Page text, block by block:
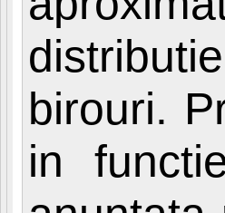
birouri.
in